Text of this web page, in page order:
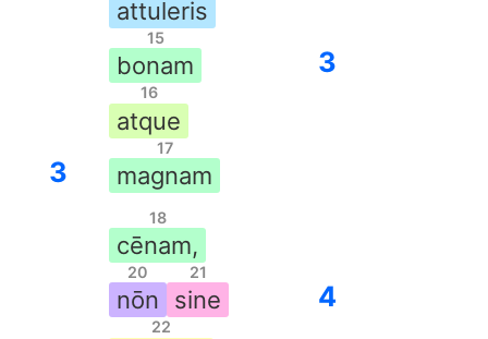
3
attuleris
15
bonam
16
atque
17
magnam
18
cēnam,
20
nōn
21
sine
22
3
4